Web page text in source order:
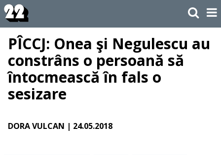
PÎCCJ: Onea şi Negulescu au
constrâns o persoană să
întocmească în fals o
sesizare
DORA VULCAN | 24.05.2018